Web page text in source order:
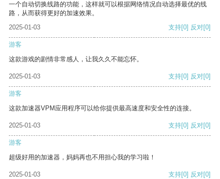
一个自动切换线路的功能，这样就可以根据网络情况自动选择最优的线
路，从而获得更好的加速效果。
2025-01-03
支持[0] 反对[0]
游客
这款游戏的剧情非常感人，让我久久不能忘怀。
2025-01-03 支持[0] 反对[0]
游客
这款加速器VPM应用程序可以给你提供最高速度和安全性的连接。
2025-01-03 支持[0] 反对[0]
游客
超级好用的加速器，妈妈再也不用担心我的学习啦！
2025-01-03 支持[0] 反对[0]